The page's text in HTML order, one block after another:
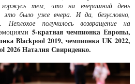
тем, что на вчерашний день
это было уже вчера. И да, безусловно,
Неплохое получилось возвращение на
5-кратная чемпионка Европы,
Blackpool 2019, чемпионка UK 2022,
2026 Наталия Свириденко.